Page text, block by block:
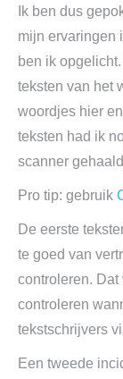
Ik ben dus
mijn ervaringen
ben ik
teksten van het
woordjes hier
teksten had ik
scanner
Pro tip: gebruik
De eerste
te goed van
controleren. Dat
controleren
tekstschrijvers
Een tweede